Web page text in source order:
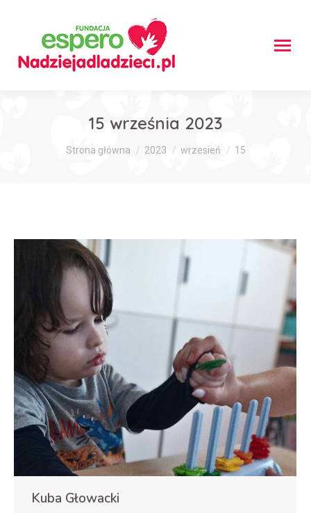
15 września 2023
Jesteś tutaj:
Strona główna 2023 wrzesień 15
Kuba Głowacki